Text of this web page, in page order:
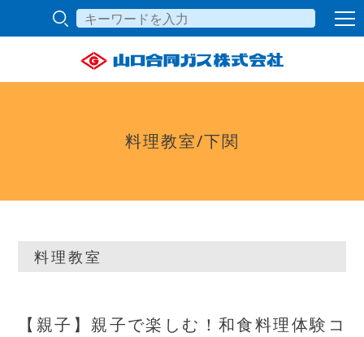
料理教室/下関
料理教室
【親子】親子で楽しむ！和食料理体験コ